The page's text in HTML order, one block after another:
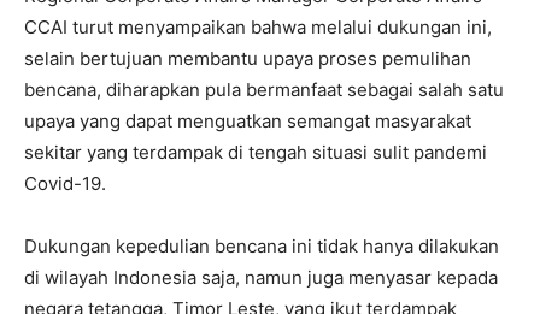
CCAI turut menyampaikan bahwa melalui dukungan ini,
selain bertujuan membantu upaya proses pemulihan
bencana, diharapkan pula bermanfaat sebagai salah satu
upaya yang dapat menguatkan semangat masyarakat
sekitar yang terdampak di tengah situasi sulit pandemi
Covid-19.
Dukungan kepedulian bencana ini tidak hanya dilakukan
di wilayah Indonesia saja, namun juga menyasar kepada
negara tetangga, Timor Leste, yang ikut terdampak